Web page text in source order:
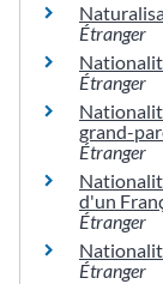
Étranger
Étranger
grand-
Étranger
d'un
Étranger
Étranger